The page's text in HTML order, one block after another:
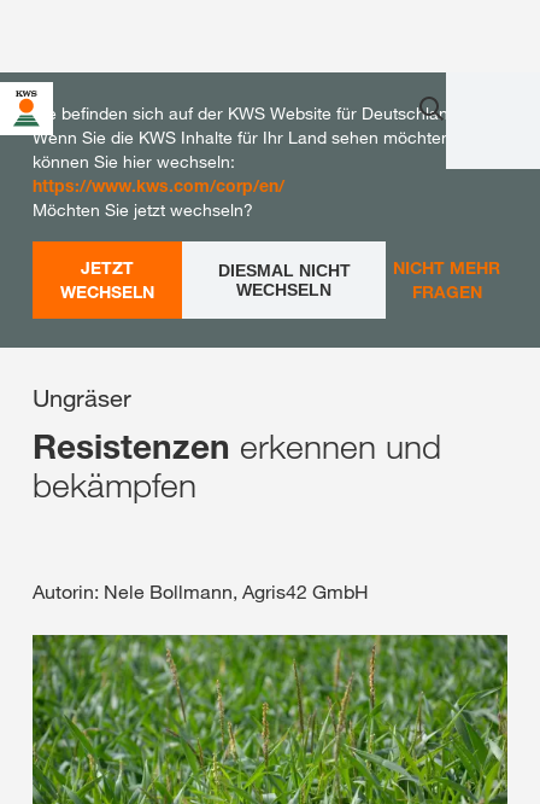
Sie befinden sich auf der KWS Website für Deutschland.
Wenn Sie die KWS Inhalte für Ihr Land sehen möchten,
können Sie hier wechseln:
https://www.kws.com/corp/en/
Möchten Sie jetzt wechseln?
JETZT
WECHSELN
DIESMAL NICHT
WECHSELN
NICHT MEHR
FRAGEN
Ungräser
Resistenzen erkennen und
bekämpfen
Autorin: Nele Bollmann, Agris42 GmbH